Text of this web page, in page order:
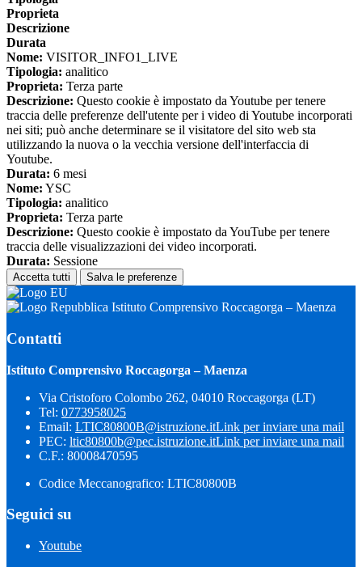
Proprieta
Descrizione
Durata
Nome: VISITOR_INFO1_LIVE
Tipologia: analitico
Proprieta: Terza parte
Descrizione: Questo cookie è impostato da Youtube per tenere
traccia delle preferenze dell'utente per i video di Youtube incorporati
nei siti; può anche determinare se il visitatore del sito web sta
utilizzando la nuova o la vecchia versione dell'interfaccia di
Youtube.
Durata: 6 mesi
Nome: YSC
Tipologia: analitico
Proprieta: Terza parte
Descrizione: Questo cookie è impostato da YouTube per tenere
traccia delle visualizzazioni dei video incorporati.
Durata: Sessione
Accetta tutti Salva le preferenze
Istituto Comprensivo Roccagorga – Maenza
Contatti
Istituto Comprensivo Roccagorga – Maenza
Via Cristoforo Colombo 262, 04010 Roccagorga (LT)
Tel: 0773958025
Email: LTIC80800B@istruzione.itLink per inviare una mail
PEC: ltic80800b@pec.istruzione.itLink per inviare una mail
C.F.: 80008470595
Codice Meccanografico: LTIC80800B
Seguici su
Youtube